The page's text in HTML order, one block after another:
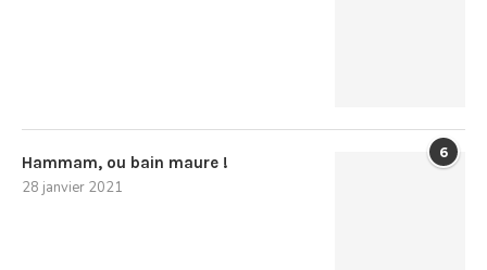
6
Hammam, ou bain maure !
28 janvier 2021